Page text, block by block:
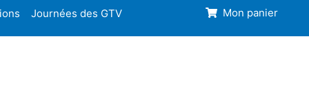
Journées des GTV Mon panier